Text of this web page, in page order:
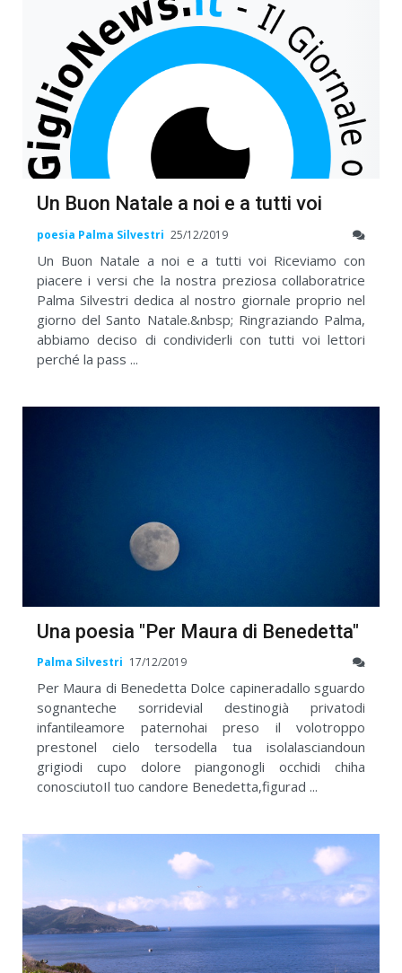
Un Buon Natale a noi e a tutti voi
poesia Palma Silvestri 25/12/2019
Un Buon Natale a noi e a tutti voi Riceviamo con
piacere i versi che la nostra preziosa collaboratrice
Palma Silvestri dedica al nostro giornale proprio nel
giorno del Santo Natale.&nbsp; Ringraziando Palma,
abbiamo deciso di condividerli con tutti voi lettori
perché la pass ...
Una poesia "Per Maura di Benedetta"
Palma Silvestri 17/12/2019
Per Maura di Benedetta Dolce capineradallo sguardo
sognanteche sorridevial destinogià privatodi
infantileamore paternohai preso il volotroppo
prestonel cielo tersodella tua isolalasciandoun
grigiodi cupo dolore piangonogli occhidi chiha
conosciutoIl tuo candore Benedetta,figurad ...